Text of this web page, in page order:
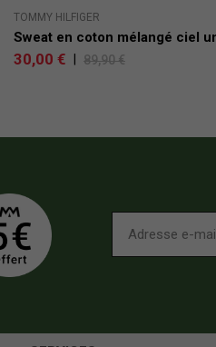
TOMMY HILFIGER
Sweat en coton mélangé ciel
30,00 € 89,90 €